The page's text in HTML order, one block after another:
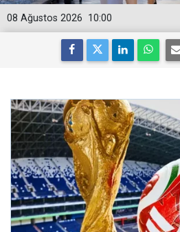
10:00
08 Ağustos 2026